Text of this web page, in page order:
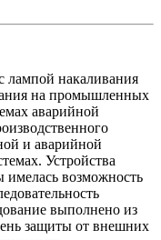
лампой накаливания
на промышленных
аварийной
и аварийной
Устройства
имелась возможность
выполнено из
защиты от внешних